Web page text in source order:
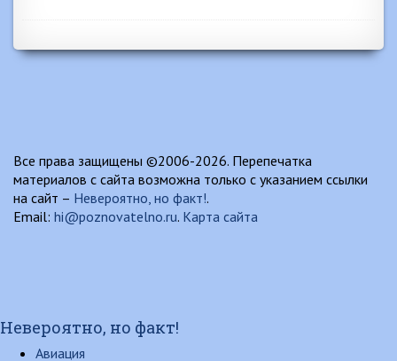
Все права защищены ©2006-2026. Перепечатка
материалов с сайта возможна только с указанием ссылки
на сайт – Невероятно, но факт!.
Email: hi@poznovatelno.ru. Карта сайта
Невероятно, но факт!
Авиация